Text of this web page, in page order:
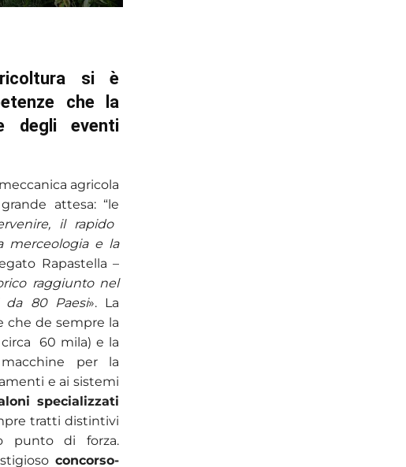
si è
che la
degli eventi
agricola
attesa: “le
il rapido
merceologia e la
Rapastella –
raggiunto nel
da 80 Paesi». La
che de sempre la
60 mila) e la
per la
e ai sistemi
specializzati
tratti distintivi
punto di forza.
concorso-